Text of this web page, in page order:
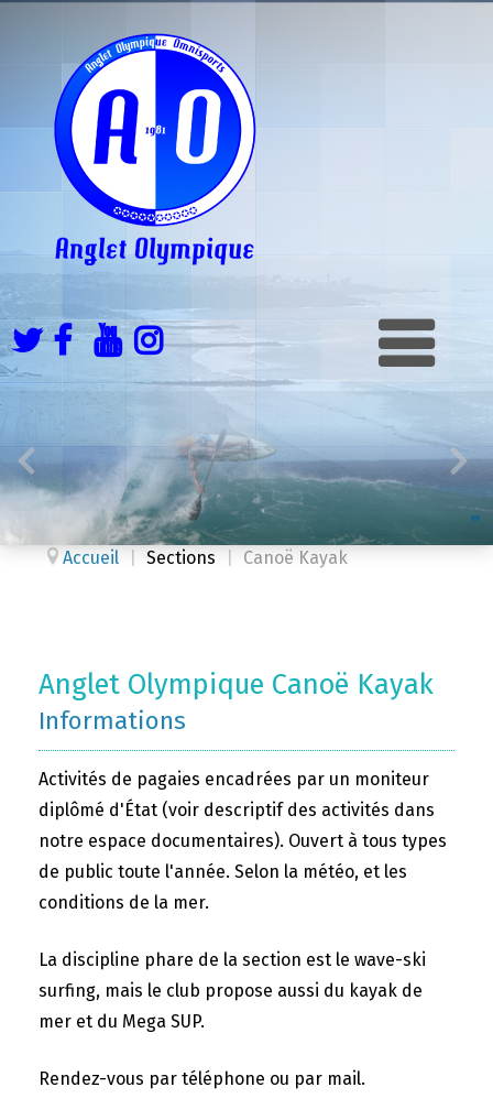
Accueil Sections Canoë Kayak
Anglet Olympique Canoë Kayak
Informations
Activités de pagaies encadrées par un moniteur
diplômé d'État (voir descriptif des activités dans
notre espace documentaires). Ouvert à tous types
de public toute l'année. Selon la météo, et les
conditions de la mer.
La discipline phare de la section est le wave-ski
surfing, mais le club propose aussi du kayak de
mer et du Mega SUP.
Rendez-vous par téléphone ou par mail.